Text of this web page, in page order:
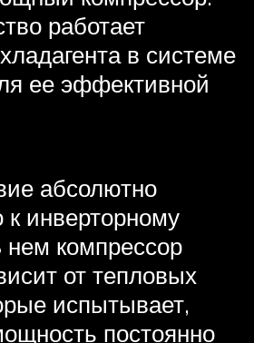
работает
в системе
ее эффективной
абсолютно
инверторному
нем компрессор
от тепловых
испытывает,
постоянно